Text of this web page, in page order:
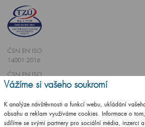
ČSN EN ISO
14001:2016
ČSN EN ISO
9001:2016
Vážíme si vašeho soukromí
K analýze návštěvnosti a funkcí webu, ukládání
obsahu a reklam využíváme cookies. Informace o
sdílíme se svými partnery pro sociální média, inzerci